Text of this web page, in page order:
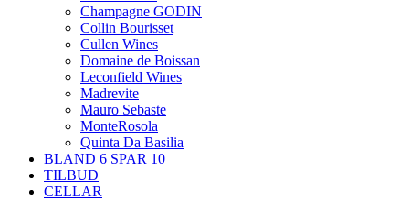
Champagne GODIN
Collin Bourisset
Cullen Wines
Domaine de Boissan
Leconfield Wines
Madrevite
Mauro Sebaste
MonteRosola
Quinta Da Basilia
BLAND 6 SPAR 10
TILBUD
CELLAR